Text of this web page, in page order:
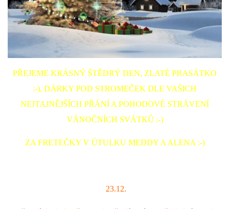
PŘEJEME KRÁSNÝ ŠTĚDRÝ DEN, ZLATÉ PRASÁTKO
:-), DÁRKY POD STROMEČEK DLE VAŠICH
NEJTAJNĚJŠÍCH PŘÁNÍ A POHODOVÉ STRÁVENÍ
VÁNOČNÍCH SVÁTKŮ :-)
ZA FRETEČKY V ÚTULKU MEDDY A ALENA :-)
23.12.